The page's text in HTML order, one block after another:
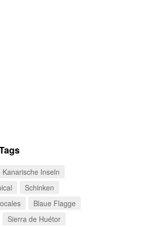
Kanarische Inseln
Schinken
Blaue Flagge
Sierra de Huétor